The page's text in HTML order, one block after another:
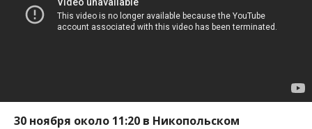
30 ноября около 11:20 в Никопольском